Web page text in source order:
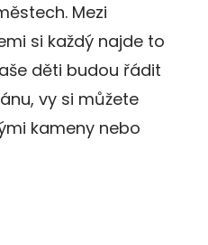
Mezi
si každý najde to
děti budou řádit
vy si můžete
kameny nebo